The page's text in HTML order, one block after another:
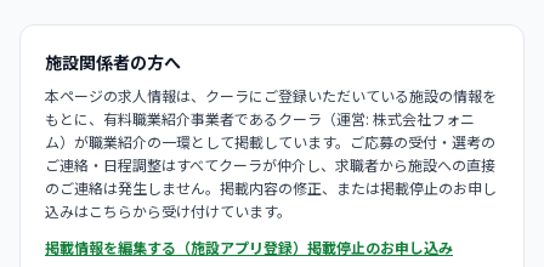
施設関係者の方へ
本ページの求人情報は、クーラにご登録いただいている施設の情報を
もとに、有料職業紹介事業者であるクーラ（運営: 株式会社フォニ
ム）が職業紹介の一環として掲載しています。ご応募の受付・選考の
ご連絡・日程調整はすべてクーラが仲介し、求職者から施設への直接
のご連絡は発生しません。掲載内容の修正、または掲載停止のお申し
込みはこちらから受け付けています。
掲載情報を編集する（施設アプリ登録） 掲載停止のお申し込み